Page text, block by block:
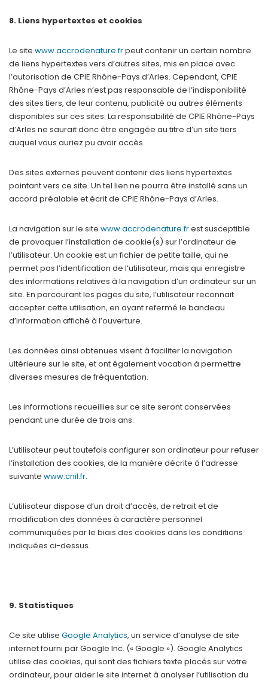
8. Liens hypertextes et cookies
Le site www.accrodenature.frpeut contenir un certain nombre
de liens hypertextes vers d’autres sites, mis en place avec
l’autorisation de CPIE Rhône-Pays d’Arles. Cependant, CPIE
Rhône-Pays d’Arles n’est pas responsable de l’indisponibilité
des sites tiers, de leur contenu, publicité ou autres éléments
disponibles sur ces sites. La responsabilité de CPIE Rhône-Pays
d’Arles ne saurait donc être engagée au titre d’un site tiers
auquel vous auriez pu avoir accès.
Des sites externes peuvent contenir des liens hypertextes
pointant vers ce site. Un tel lien ne pourra être installé sans un
accord préalable et écrit de CPIE Rhône-Pays d’Arles.
La navigation sur le site www.accrodenature.frest susceptible
de provoquer l’installation de cookie(s) sur l’ordinateur de
l’utilisateur. Un cookie est un fichier de petite taille, qui ne
permet pas l’identification de l’utilisateur, mais qui enregistre
des informations relatives à la navigation d’un ordinateur sur un
site. En parcourant les pages du site, l’utilisateur reconnait
accepter cette utilisation, en ayant refermé le bandeau
d’information affiché à l’ouverture.
Les données ainsi obtenues visent à faciliter la navigation
ultérieure sur le site, et ont également vocation à permettre
diverses mesures de fréquentation.
Les informations recueillies sur ce site seront conservées
pendant une durée de trois ans.
L’utilisateur peut toutefois configurer son ordinateur pour refuser
l’installation des cookies, de la manière décrite à l’adresse
suivante www.cnil.fr.
L’utilisateur dispose d’un droit d’accès, de retrait et de
modification des données à caractère personnel
communiquées par le biais des cookies dans les conditions
indiquées ci-dessus.
9. Statistiques
Ce site utilise Google Analytics, un service d’analyse de site
internet fourni par Google Inc. (« Google »). Google Analytics
utilise des cookies, qui sont des fichiers texte placés sur votre
ordinateur, pour aider le site internet à analyser l’utilisation du